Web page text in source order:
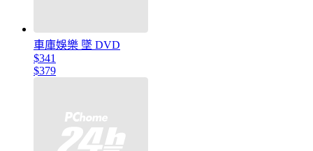
車庫娛樂 墜 DVD
$341
$379